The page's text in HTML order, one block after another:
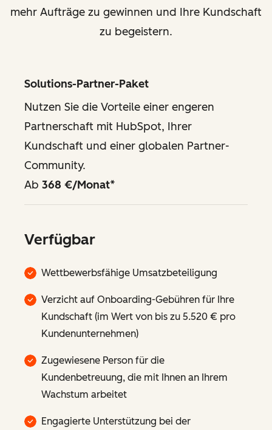
mehr Aufträge zu gewinnen und Ihre Kundschaft
zu begeistern.
Solutions-Partner-Paket
Nutzen Sie die Vorteile einer engeren
Partnerschaft mit HubSpot, Ihrer
Kundschaft und einer globalen Partner-
Community.
Ab 368 €/Monat*
Verfügbar
Wettbewerbsfähige Umsatzbeteiligung
Verzicht auf Onboarding-Gebühren für Ihre
Kundschaft (im Wert von bis zu 5.520 € pro
Kundenunternehmen)
Zugewiesene Person für die
Kundenbetreuung, die mit Ihnen an Ihrem
Wachstum arbeitet
Engagierte Unterstützung bei der